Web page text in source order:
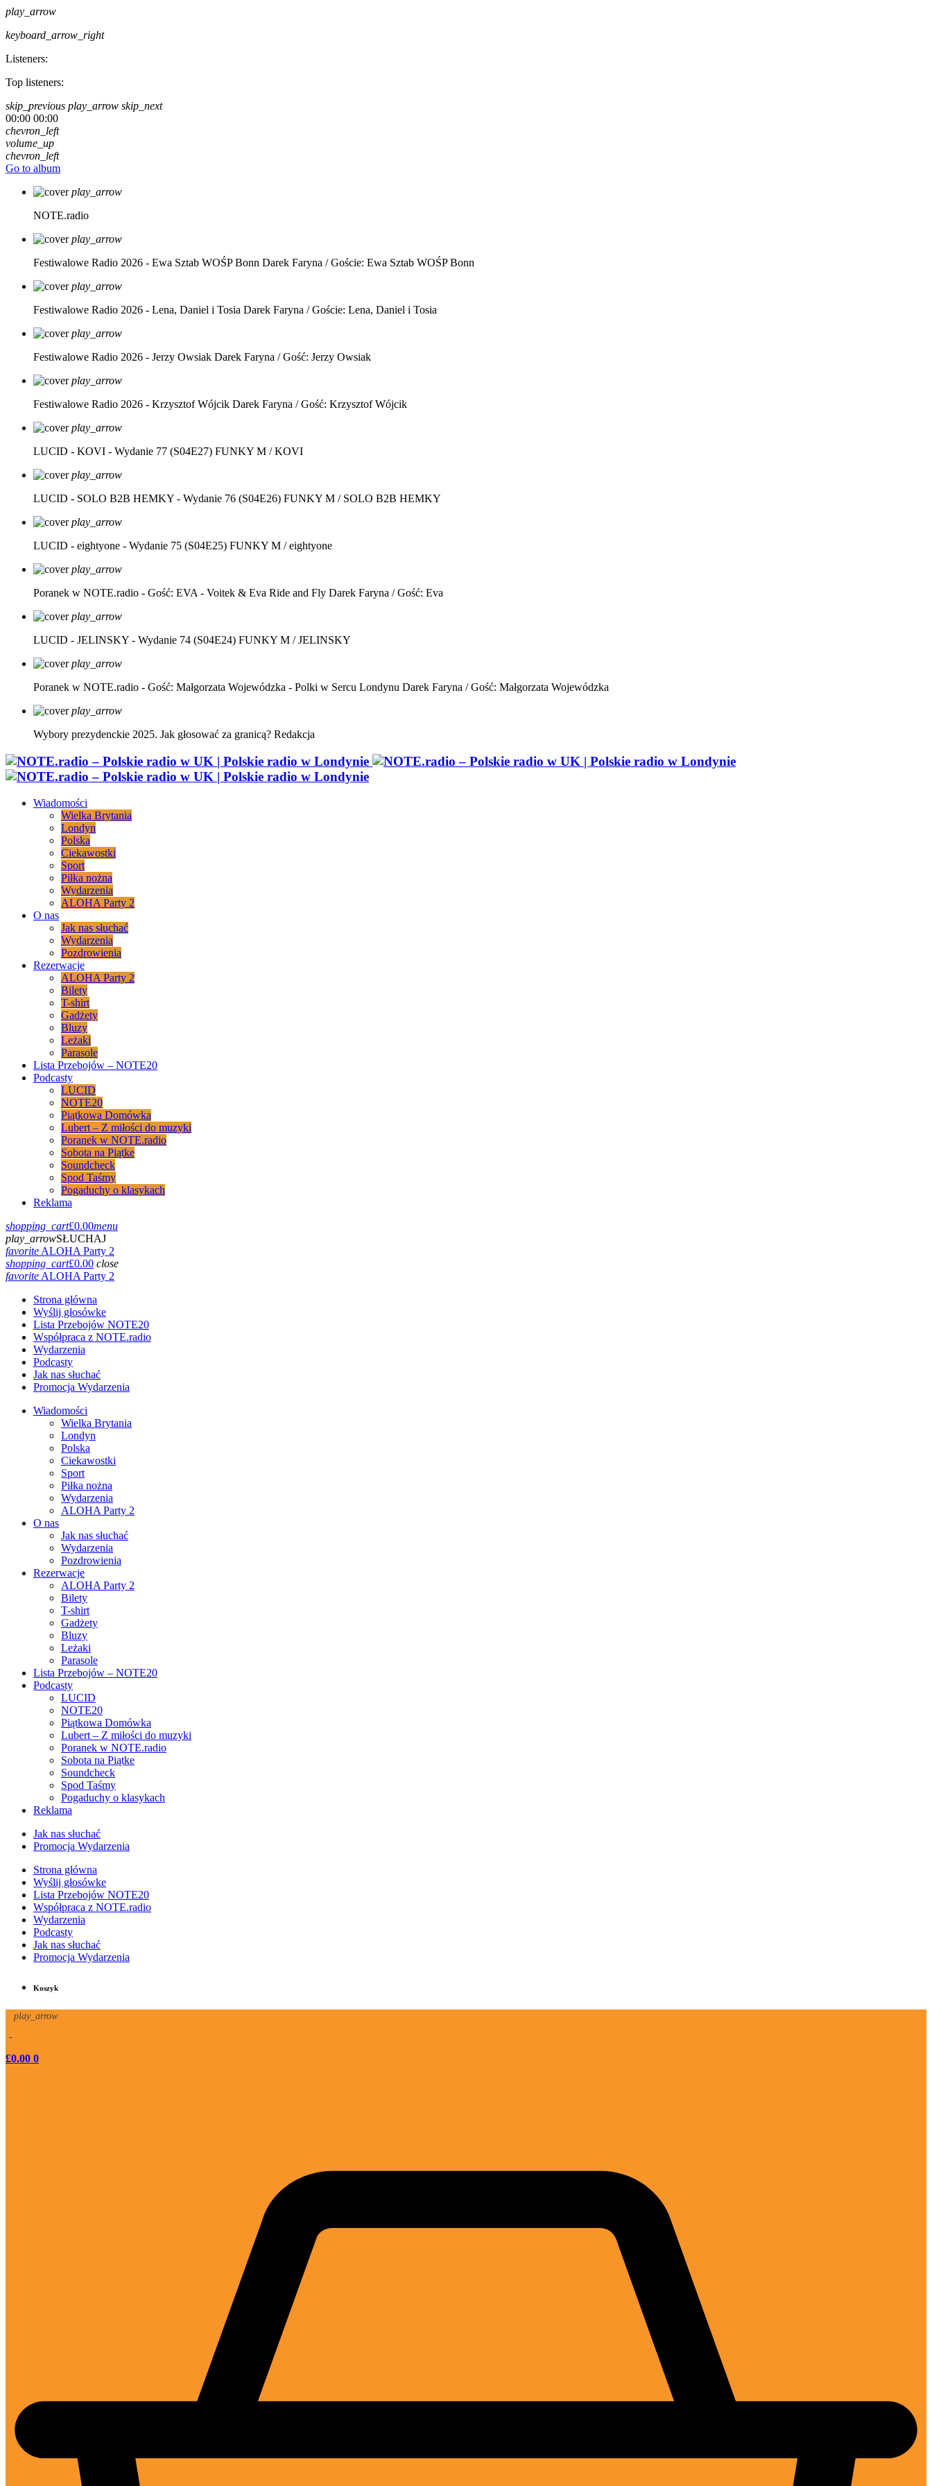
play_arrow
keyboard_arrow_right
Listeners:
Top listeners:
skip_previous play_arrow skip_next
00:00 00:00
chevron_left
volume_up
chevron_left
Go to album
play_arrow
NOTE.radio
play_arrow
Festiwalowe Radio 2026 - Ewa Sztab WOŚP Bonn Darek Faryna / Goście: Ewa Sztab WOŚP Bonn
play_arrow
Festiwalowe Radio 2026 - Lena, Daniel i Tosia Darek Faryna / Goście: Lena, Daniel i Tosia
play_arrow
Festiwalowe Radio 2026 - Jerzy Owsiak Darek Faryna / Gość: Jerzy Owsiak
play_arrow
Festiwalowe Radio 2026 - Krzysztof Wójcik Darek Faryna / Gość: Krzysztof Wójcik
play_arrow
LUCID - KOVI - Wydanie 77 (S04E27) FUNKY M / KOVI
play_arrow
LUCID - SOLO B2B HEMKY - Wydanie 76 (S04E26) FUNKY M / SOLO B2B HEMKY
play_arrow
LUCID - eightyone - Wydanie 75 (S04E25) FUNKY M / eightyone
play_arrow
Poranek w NOTE.radio - Gość: EVA - Voitek & Eva Ride and Fly Darek Faryna / Gość: Eva
play_arrow
LUCID - JELINSKY - Wydanie 74 (S04E24) FUNKY M / JELINSKY
play_arrow
Poranek w NOTE.radio - Gość: Małgorzata Wojewódzka - Polki w Sercu Londynu Darek Faryna / Gość: Małgorzata Wojewódzka
play_arrow
Wybory prezydenckie 2025. Jak głosować za granicą? Redakcja
Wiadomości
Wielka Brytania
Londyn
Polska
Ciekawostki
Sport
Piłka nożna
Wydarzenia
ALOHA Party 2
O nas
Jak nas słuchać
Wydarzenia
Pozdrowienia
Rezerwacje
ALOHA Party 2
Bilety
T-shirt
Gadżety
Bluzy
Leżaki
Parasole
Lista Przebojów – NOTE20
Podcasty
LUCID
NOTE20
Piątkowa Domówka
Lubert – Z miłości do muzyki
Poranek w NOTE.radio
Sobota na Piątke
Soundcheck
Spod Taśmy
Pogaduchy o klasykach
Reklama
shopping_cart£0.00menu
play_arrowSŁUCHAJ
favoriteALOHA Party 2
shopping_cart£0.00 close
favoriteALOHA Party 2
Strona główna
Wyślij głosówke
Lista Przebojów NOTE20
Współpraca z NOTE.radio
Wydarzenia
Podcasty
Jak nas słuchać
Promocja Wydarzenia
Wiadomości
Wielka Brytania
Londyn
Polska
Ciekawostki
Sport
Piłka nożna
Wydarzenia
ALOHA Party 2
O nas
Jak nas słuchać
Wydarzenia
Pozdrowienia
Rezerwacje
ALOHA Party 2
Bilety
T-shirt
Gadżety
Bluzy
Leżaki
Parasole
Lista Przebojów – NOTE20
Podcasty
LUCID
NOTE20
Piątkowa Domówka
Lubert – Z miłości do muzyki
Poranek w NOTE.radio
Sobota na Piątke
Soundcheck
Spod Taśmy
Pogaduchy o klasykach
Reklama
Jak nas słuchać
Promocja Wydarzenia
Strona główna
Wyślij głosówke
Lista Przebojów NOTE20
Współpraca z NOTE.radio
Wydarzenia
Podcasty
Jak nas słuchać
Promocja Wydarzenia
Koszyk
play_arrow
-
£0.00 0